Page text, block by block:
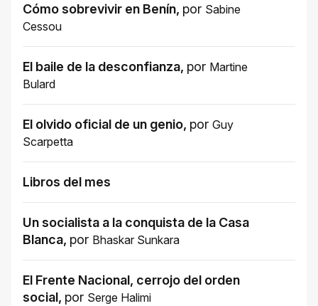
Cómo sobrevivir en Benín, por Sabine
Cessou
El baile de la desconfianza, por Martine
Bulard
El olvido oficial de un genio, por Guy
Scarpetta
Libros del mes
Un socialista a la conquista de la Casa
Blanca, por Bhaskar Sunkara
El Frente Nacional, cerrojo del orden
social, por Serge Halimi